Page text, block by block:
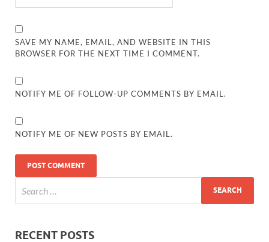
SAVE MY NAME, EMAIL, AND WEBSITE IN THIS
BROWSER FOR THE NEXT TIME I COMMENT.
NOTIFY ME OF FOLLOW-UP COMMENTS BY EMAIL.
NOTIFY ME OF NEW POSTS BY EMAIL.
RECENT POSTS